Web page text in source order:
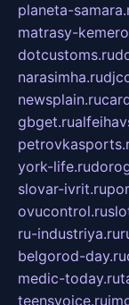
planeta-
matrasy-
dotcustoms.ru
narasimha.ru
newsplain.ru
gbget.ru
york-life.ru
slovar-ivrit.ru
ovucontrol.ru
ru-industriya.ru
belgorod-day.ru
medic-today.ru
teensvoice.ru